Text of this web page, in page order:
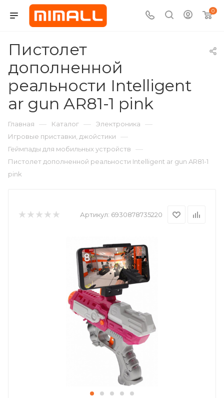
0
Пистолет
дополненной
реальности Intelligent
ar gun AR81-1 pink
Главная — Каталог — Электроника —
Игровые приставки, джойстики —
Геймпады для мобильных устройств —
Пистолет дополненной реальности Intelligent ar gun AR81-1
pink
Артикул: 6930878735220